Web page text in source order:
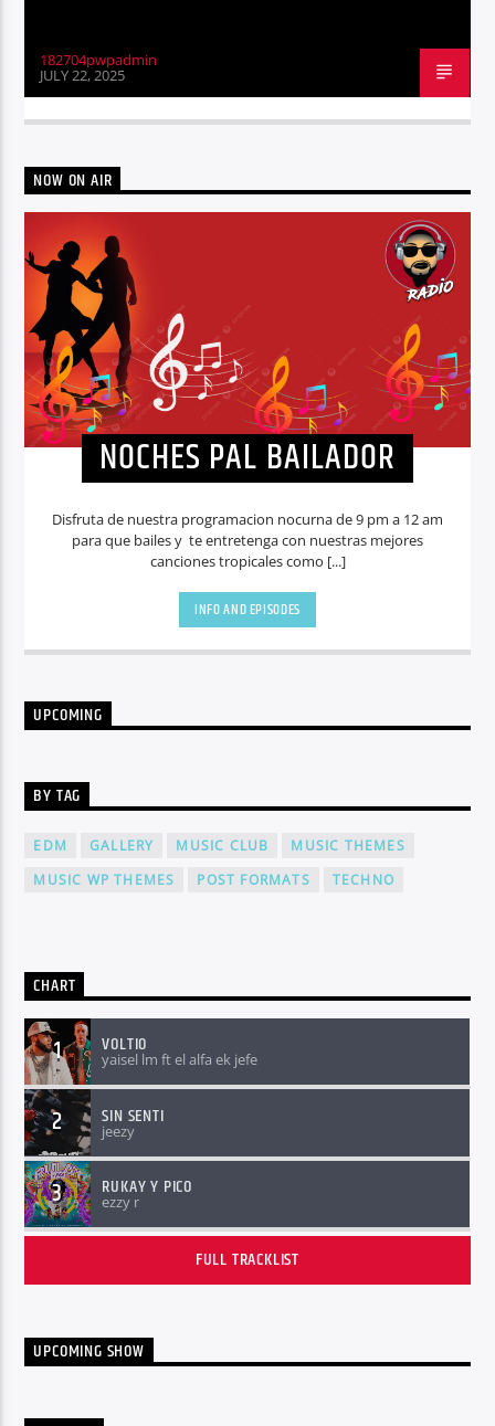
182704pwpadmin
JULY 22, 2025
NOW ON AIR
NOCHES PAL BAILADOR
Disfruta de nuestra programacion nocurna de 9 pm a 12 am
para que bailes y te entretenga con nuestras mejores
canciones tropicales como [...]
INFO AND EPISODES
UPCOMING
BY TAG
EDM GALLERY MUSIC CLUB
MUSIC THEMES
MUSIC WP THEMES
POST FORMATS TECHNO
CHART
1 VOLTIO
yaisel lm ft el alfa ek jefe
2 SIN SENTI
jeezy
3 RUKAY Y PICO
ezzy r
FULL TRACKLIST
UPCOMING SHOW